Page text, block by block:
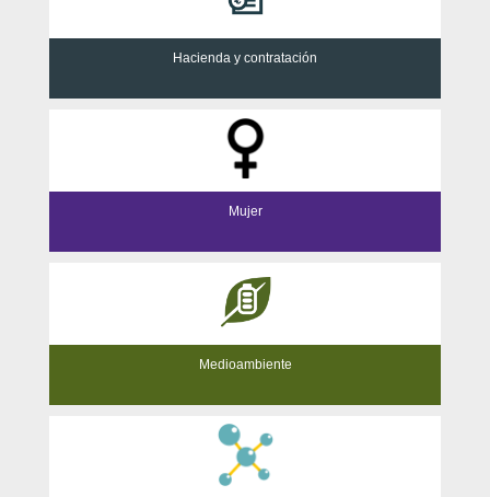
Hacienda y contratación
Mujer
Medioambiente